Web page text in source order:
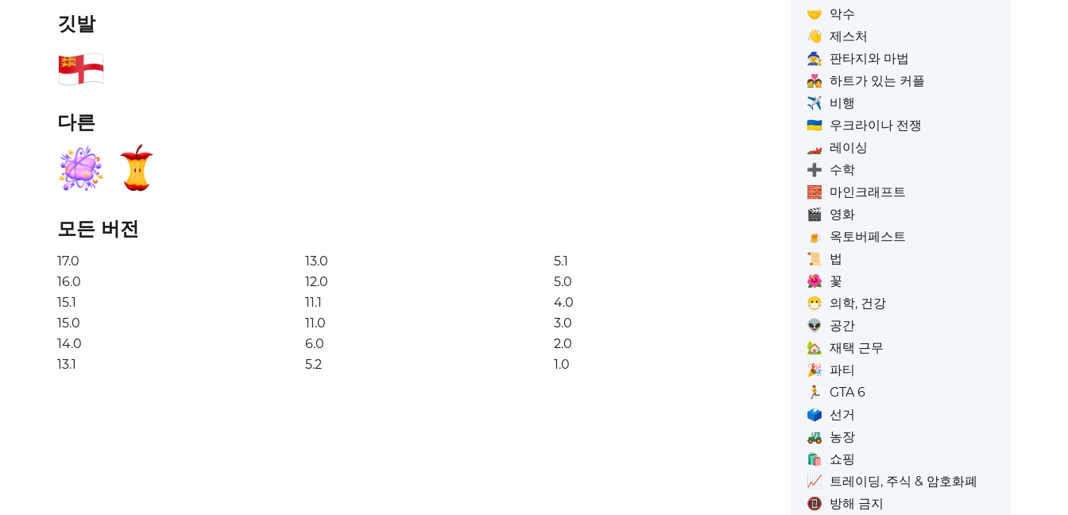
깃발
다른
모든 버전
17.0
16.0
15.1
15.0
14.0
13.1
13.0
12.0
11.1
11.0
6.0
5.2
5.1
5.0
4.0
3.0
2.0
1.0
🤝 악수
👋 제스처
🧙 판타지와 마법
💑 하트가 있는 커플
✈️ 비행
🇺🇦 우크라이나 전쟁
🏎️ 레이싱
➕ 수학
🧱 마인크래프트
🎬 영화
🍺
옥토버페스트
📜
법
🌺 꽃
😷 의학, 건강
👽
공간
🏡 재택 근무
🎉 파티
🏃
GTA 6
🗳️ 선거
🚜 농장
🛍️
쇼핑
📈 트레이딩, 주식 & 암호화폐
📵 방해 금지